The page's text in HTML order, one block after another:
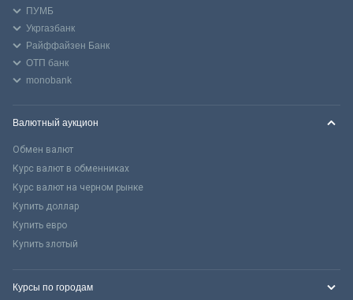
ПУМБ
Укргазбанк
Райффайзен Банк
ОТП банк
monobank
Валютный аукцион
Обмен валют
Курс валют в обменниках
Курс валют на черном рынке
Купить доллар
Купить евро
Купить злотый
Курсы по городам